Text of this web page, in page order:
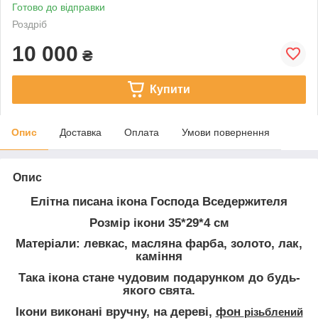
Готово до відправки
Роздріб
10 000 ₴
Купити
Опис Доставка Оплата Умови повернення
Опис
Елітна писана ікона Господа Вседержителя
Розмір ікони 35*29*4 см
Матеріали: левкас, масляна фарба, золото, лак,
каміння
Така ікона стане чудовим подарунком до будь-
якого свята.
Ікони виконані вручну, на дереві, фон різьблений